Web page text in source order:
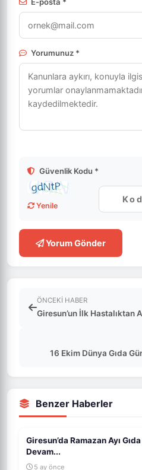
Yorumunuz *
Güvenlik Kodu *
Yenile
Yorum Gönder
ÖNCEKI HABER
Giresun’un İlk Hastalıktan
16 Ekim Dünya Gıda
Benzer Haberler
Giresun’da Ramazan Ayı
Devam...
5 ay önce